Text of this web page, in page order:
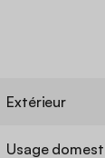
Extérieur
Usage